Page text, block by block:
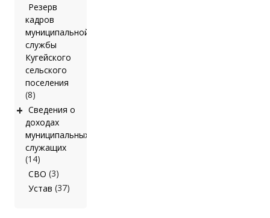
Резерв
кадров
муниципальной
службы
Кугейского
сельского
поселения
(8)
+ Сведения о
доходах
муниципальных
служащих
(14)
СВО (3)
Устав (37)